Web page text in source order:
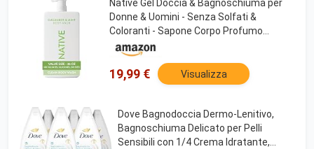
Native Gel Doccia & Bagnoschiuma per
Donne & Uomini - Senza Solfati &
Coloranti - Sapone Corpo Profumo
Cetriolo & Menta - Pulisce Delicatamente
con Ingredienti di Origine Vegetale (1000
ml)
19,99 € Visualizza
Dove Bagnodoccia Dermo-Lenitivo,
Bagnoschiuma Delicato per Pelli
Sensibili con 1/4 Crema Idratante,